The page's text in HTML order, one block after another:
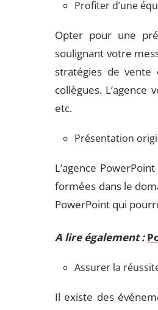
Profiter d’une
Opter pour une
soulignant votre
stratégies de vente
collègues.
etc.
Présentation
L’agence
formées dans le
PowerPoint qui
A lire également :
Assurer la
Il existe des